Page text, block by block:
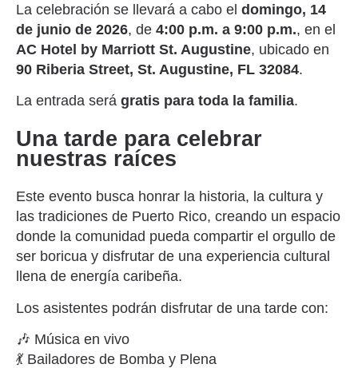
La celebración se llevará a cabo el domingo, 14
de junio de 2026, de 4:00 p.m. a 9:00 p.m., en el
AC Hotel by Marriott St. Augustine, ubicado en
90 Riberia Street, St. Augustine, FL 32084.
La entrada será gratis para toda la familia.
Una tarde para celebrar
nuestras raíces
Este evento busca honrar la historia, la cultura y
las tradiciones de Puerto Rico, creando un espacio
donde la comunidad pueda compartir el orgullo de
ser boricua y disfrutar de una experiencia cultural
llena de energía caribeña.
Los asistentes podrán disfrutar de una tarde con:
🎶 Música en vivo
💃 Bailadores de Bomba y Plena